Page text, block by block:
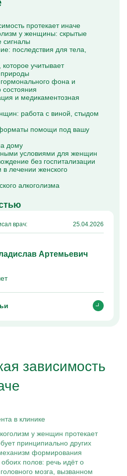
протекает иначе
у женщины: скрытые
сигналы
последствия для тела,
учитывает
фона и
состояния
и медикаментозная
работа с виной, стыдом
помощи под вашу
дому
условиями для женщин
без госпитализации
лечении женского
алкоголизма
врач: 25.04.2026
Артемьевич
зависимость
у женщин протекает
принципиально других
формирования
полов: речь идёт о
мозга, вызванном